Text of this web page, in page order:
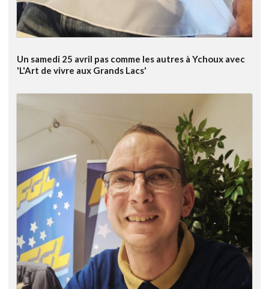
Un samedi 25 avril pas comme les autres à Ychoux avec
'L'Art de vivre aux Grands Lacs'